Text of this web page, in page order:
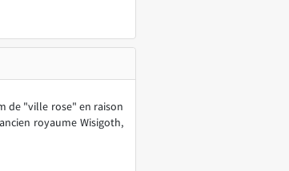
de "ville rose" en raison
royaume Wisigoth,